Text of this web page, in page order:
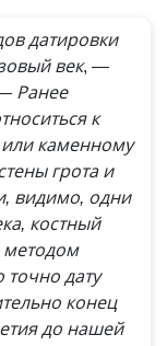
датировки
век, —
Ранее
к
каменному
грота и
видимо, одни
костный
методом
дату
конец
до нашей